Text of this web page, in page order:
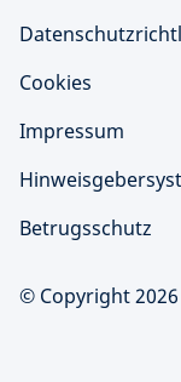
Cookies
Impressum
Betrugsschutz
© Copyright